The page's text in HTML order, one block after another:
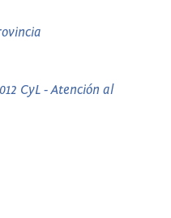
CyL - Atención al